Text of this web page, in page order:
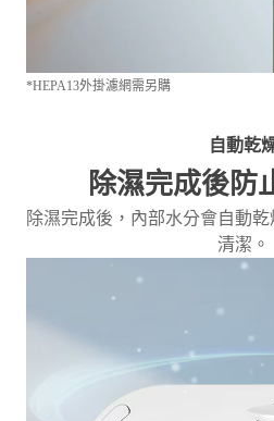
*HEPA13外掛濾網需另購
自動乾
除濕完成後防
除濕完成後，內部水分會自動
清潔。